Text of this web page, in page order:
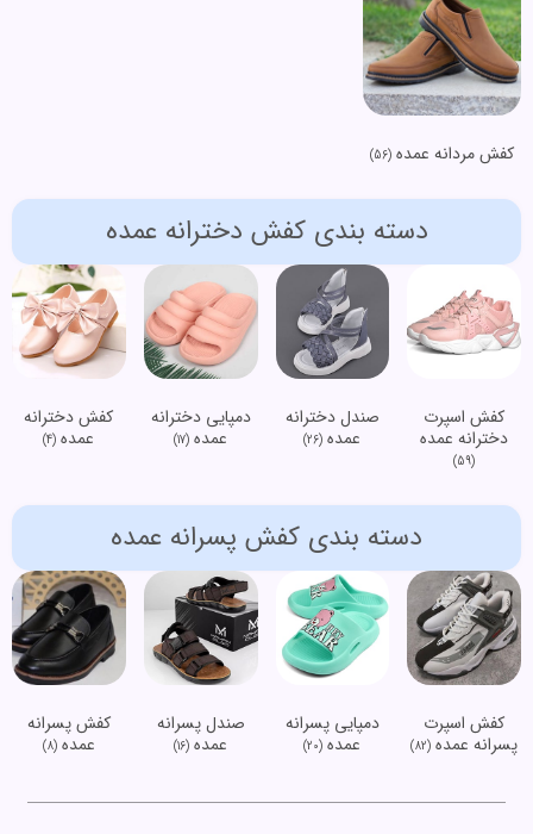
کفش مردانه عمده (56)
دسته بندی کفش دخترانه عمده
کفش اسپرت
دخترانه عمده
(59)
صندل دخترانه
عمده (26)
دمپایی دخترانه
عمده (17)
کفش دخترانه
عمده (4)
دسته بندی کفش پسرانه عمده
کفش اسپرت
پسرانه عمده (82)
دمپایی پسرانه
عمده (20)
صندل پسرانه
عمده (16)
کفش پسرانه
عمده(8)